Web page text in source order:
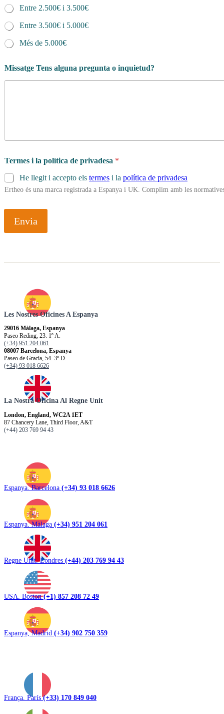
Entre 2.500€ i 3.500€
Entre 3.500€ i 5.000€
Més de 5.000€
Missatge Tens alguna pregunta o inquietud?
Termes i la política de privadesa *
He llegit i accepto els termes i la política de privadesa
Ertheo és una marca registrada a Espanya i UK. Complim amb les
Envia
Les Nostres Oficines A Espanya
29016 Màlaga, Espanya
Paseo Reding, 23. 1º A.
(+34) 951 204 061
08007 Barcelona, Espanya
Paseo de Gracia, 54. 3º D.
(+34) 93 018 6626
La Nostra Oficina Al Regne Unit
London, England, WC2A 1ET
87 Chancery Lane, Third Floor, A&T
(+44) 203 769 94 43
Espanya. Barcelona (+34) 93 018 6626
Espanya. Màlaga (+34) 951 204 061
Regne Unit. Londres (+44) 203 769 94 43
USA. Boston(+1) 857 208 72 49
Espanya, Madrid (+34) 902 750 359
França. París(+33) 170 849 040